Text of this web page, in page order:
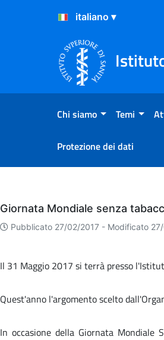
Salta al Contenuto
Salta al Footer
Chi siamo Temi
Protezione dei dati
Eventi
Giornata Mondiale senza
Pubblicato 27/02/2017 - Modificato
Il 31 Maggio 2017 si terrà presso
Quest'anno l'argomento scelto
In occasione della Giornata Mondiale